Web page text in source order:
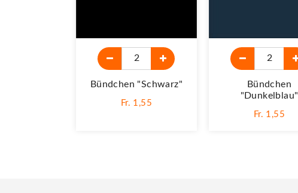
Bündchen "schwarz"
Fr. 1,55
Bündchen
"dunkelblau"
Fr. 1,55